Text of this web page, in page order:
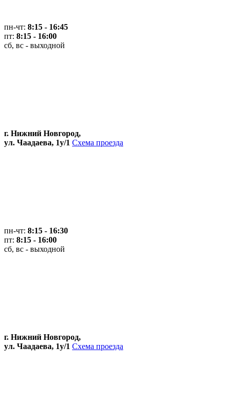
пн-чт: 8:15 - 16:45
пт: 8:15 - 16:00
сб, вс - выходной
г. Нижний Новгород,
ул. Чаадаева, 1у/1 Схема проезда
пн-чт: 8:15 - 16:30
пт: 8:15 - 16:00
сб, вс - выходной
г. Нижний Новгород,
ул. Чаадаева, 1у/1 Схема проезда